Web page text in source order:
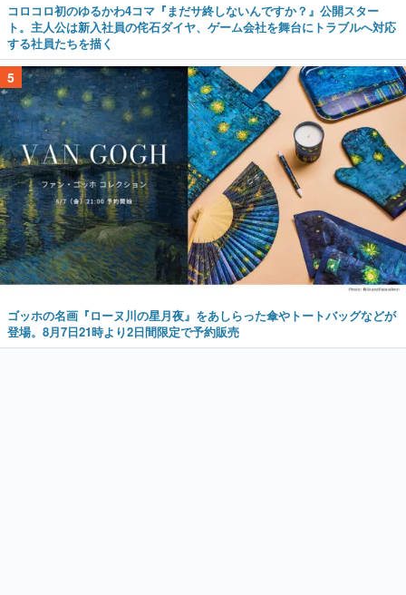
コロコロ初のゆるかわ4コマ『まだサ終しないんですか？』公開スター
ト。主人公は新入社員の侘石ダイヤ、ゲーム会社を舞台にトラブルへ対応
する社員たちを描く
5
ゴッホの名画『ローヌ川の星月夜』をあしらった傘やトートバッグなどが
登場。8月7日21時より2日間限定で予約販売